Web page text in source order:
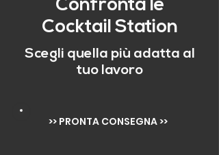
Confronta le
Cocktail Station
Scegli quella più adatta al
tuo lavoro
>> PRONTA CONSEGNA >>